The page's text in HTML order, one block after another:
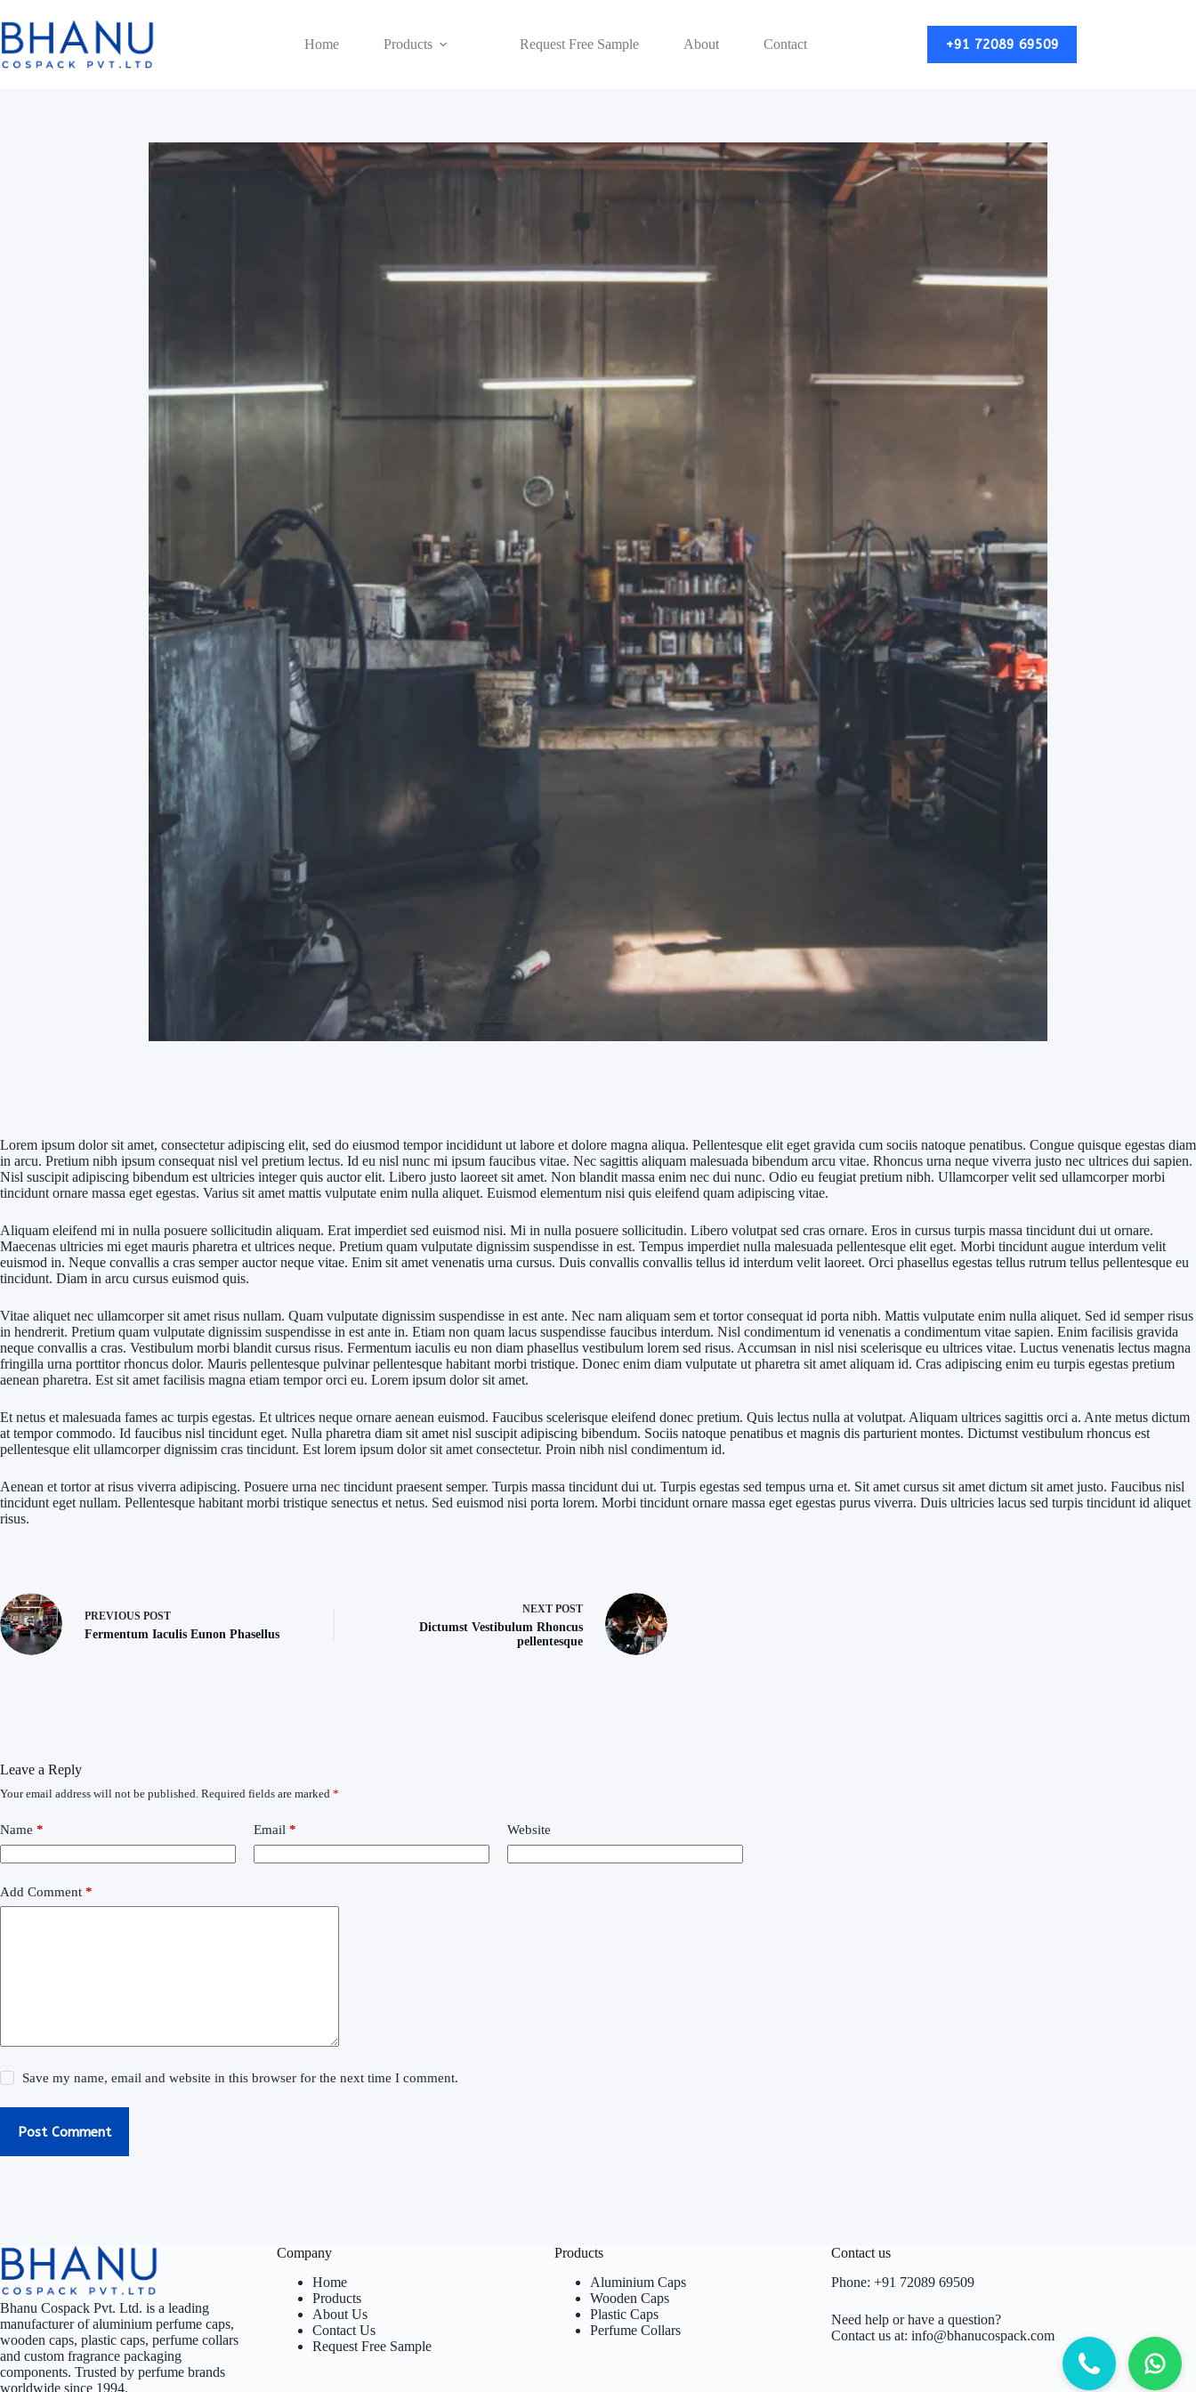
to
content
Home Products Request Free Sample About Contact +91 72089 69509
Lorem ipsum dolor sit amet, consectetur adipiscing elit, sed do eiusmod tempor incididunt ut labore et dolore magna aliqua. Pellentesque elit eget gravida cum sociis natoque penatibus. Congue quisque egestas diam
in arcu. Pretium nibh ipsum consequat nisl vel pretium lectus. Id eu nisl nunc mi ipsum faucibus vitae. Nec sagittis aliquam malesuada bibendum arcu vitae. Rhoncus urna neque viverra justo nec ultrices dui sapien.
Nisl suscipit adipiscing bibendum est ultricies integer quis auctor elit. Libero justo laoreet sit amet. Non blandit massa enim nec dui nunc. Odio eu feugiat pretium nibh. Ullamcorper velit sed ullamcorper morbi
tincidunt ornare massa eget egestas. Varius sit amet mattis vulputate enim nulla aliquet. Euismod elementum nisi quis eleifend quam adipiscing vitae.
Aliquam eleifend mi in nulla posuere sollicitudin aliquam. Erat imperdiet sed euismod nisi. Mi in nulla posuere sollicitudin. Libero volutpat sed cras ornare. Eros in cursus turpis massa tincidunt dui ut ornare.
Maecenas ultricies mi eget mauris pharetra et ultrices neque. Pretium quam vulputate dignissim suspendisse in est. Tempus imperdiet nulla malesuada pellentesque elit eget. Morbi tincidunt augue interdum velit
euismod in. Neque convallis a cras semper auctor neque vitae. Enim sit amet venenatis urna cursus. Duis convallis convallis tellus id interdum velit laoreet. Orci phasellus egestas tellus rutrum tellus pellentesque eu
tincidunt. Diam in arcu cursus euismod quis.
Vitae aliquet nec ullamcorper sit amet risus nullam. Quam vulputate dignissim suspendisse in est ante. Nec nam aliquam sem et tortor consequat id porta nibh. Mattis vulputate enim nulla aliquet. Sed id semper risus
in hendrerit. Pretium quam vulputate dignissim suspendisse in est ante in. Etiam non quam lacus suspendisse faucibus interdum. Nisl condimentum id venenatis a condimentum vitae sapien. Enim facilisis gravida
neque convallis a cras. Vestibulum morbi blandit cursus risus. Fermentum iaculis eu non diam phasellus vestibulum lorem sed risus. Accumsan in nisl nisi scelerisque eu ultrices vitae. Luctus venenatis lectus magna
fringilla urna porttitor rhoncus dolor. Mauris pellentesque pulvinar pellentesque habitant morbi tristique. Donec enim diam vulputate ut pharetra sit amet aliquam id. Cras adipiscing enim eu turpis egestas pretium
aenean pharetra. Est sit amet facilisis magna etiam tempor orci eu. Lorem ipsum dolor sit amet.
Et netus et malesuada fames ac turpis egestas. Et ultrices neque ornare aenean euismod. Faucibus scelerisque eleifend donec pretium. Quis lectus nulla at volutpat. Aliquam ultrices sagittis orci a. Ante metus dictum
at tempor commodo. Id faucibus nisl tincidunt eget. Nulla pharetra diam sit amet nisl suscipit adipiscing bibendum. Sociis natoque penatibus et magnis dis parturient montes. Dictumst vestibulum rhoncus est
pellentesque elit ullamcorper dignissim cras tincidunt. Est lorem ipsum dolor sit amet consectetur. Proin nibh nisl condimentum id.
Aenean et tortor at risus viverra adipiscing. Posuere urna nec tincidunt praesent semper. Turpis massa tincidunt dui ut. Turpis egestas sed tempus urna et. Sit amet cursus sit amet dictum sit amet justo. Faucibus nisl
tincidunt eget nullam. Pellentesque habitant morbi tristique senectus et netus. Sed euismod nisi porta lorem. Morbi tincidunt ornare massa eget egestas purus viverra. Duis ultricies lacus sed turpis tincidunt id aliquet
risus.
PREVIOUS POST
Fermentum Iaculis Eunon Phasellus
NEXT POST
Dictumst Vestibulum Rhoncus
pellentesque
Leave a Reply
Your email address will not be published. Required fields are marked *
Name * Email * Website
Add Comment *
Save my name, email and website in this browser for the next time I comment.
Post Comment
Bhanu Cospack Pvt. Ltd. is a leading
manufacturer of aluminium perfume caps,
wooden caps, plastic caps, perfume collars
and custom fragrance packaging
components. Trusted by perfume brands
worldwide since 1994.
Company
Home
Products
About Us
Contact Us
Request Free Sample
Products
Aluminium Caps
Wooden Caps
Plastic Caps
Perfume Collars
Contact us
Phone:+91 72089 69509
Need help or have a question?
Contact us at:info@bhanucospack.com